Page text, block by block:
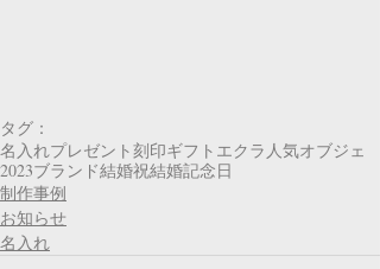
タグ：
名入れプレゼント刻印ギフト エクラ 人気オブジェ
2023ブランド結婚祝結婚記念日
制作事例
お知らせ
名入れ